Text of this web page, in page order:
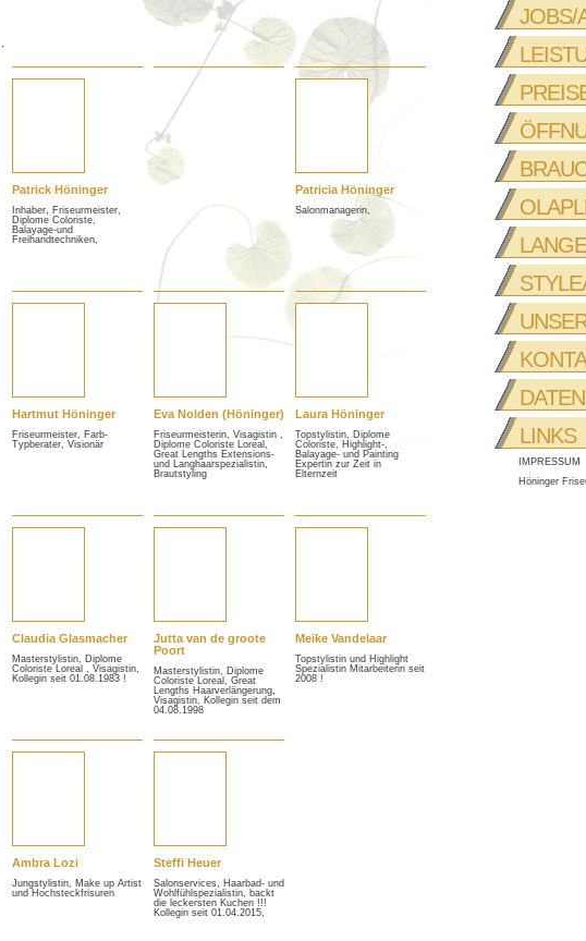
.
Patrick Höninger
Inhaber, Friseurmeister,
Diplome Coloriste,
Balayage-und
Freihandtechniken,
Patricia Höninger
Salonmanagerin,
Hartmut Höninger
Friseurmeister, Farb-
Typberater, Visionär
Eva Nolden (Höninger)
Friseurmeisterin, Visagistin ,
Diplome Coloriste Loreal,
Great Lengths Extensions-
und Langhaarspezialistin,
Brautstyling
Laura Höninger
Topstylistin, Diplome
Coloriste, Highlight-,
Balayage- und Painting
Expertin zur Zeit in
Elternzeit
Claudia Glasmacher
Masterstylistin, Diplome
Coloriste Loreal , Visagistin,
Kollegin seit 01.08.1983 !
Jutta van de groote
Poort
Masterstylistin, Diplome
Coloriste Loreal, Great
Lengths Haarverlängerung,
Visagistin, Kollegin seit dem
04.08.1998
Meike Vandelaar
Topstylistin und Highlight
Spezialistin Mitarbeiterin seit
2008 !
Ambra Lozi
Jungstylistin, Make up Artist
und Hochsteckfrisuren
Steffi Heuer
Salonservices, Haarbad- und
Wohlfühlspezialistin, backt
die leckersten Kuchen !!!
Kollegin seit 01.04.2015,
JOBS/
LINKS
IMPRESSUM
Höninger